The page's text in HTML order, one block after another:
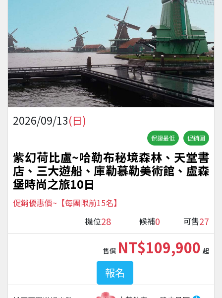
2026/09/13(日)
保證最低 促銷團
紫幻荷比盧~哈勒布秘境森林、天堂書
店、三大遊船、庫勒慕勒美術館、盧森
堡時尚之旅10日
促銷優惠價~【每團限前15名】
機位28 候補0 可售27
售價 NT$109,900 起
報名